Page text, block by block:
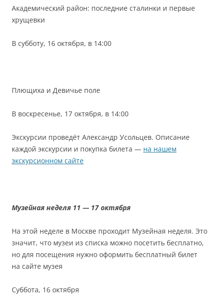
Академический район: последние сталинки и первые
хрущевки
В субботу, 16 октября, в 14:00
Плющиха и Девичье поле
В воскресенье, 17 октября, в 14:00
Экскурсии проведёт Александр Усольцев. Описание
каждой экскурсии и покупка билета — на нашем
экскурсионном сайте
Музейная неделя 11 — 17 октября
На этой неделе в Москве проходит Музейная неделя. Это
значит, что музеи из списка можно посетить бесплатно,
но для посещения нужно оформить бесплатный билет
на сайте музея
Суббота, 16 октября